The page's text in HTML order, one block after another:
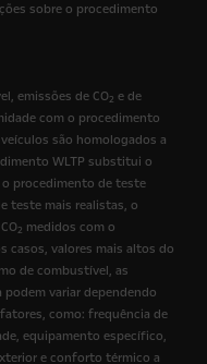
sobre o procedimento
emissões de CO2 e de
com o procedimento
são homologados a
WLTP substitui o
o procedimento de teste
teste mais realistas, o
2 medidos com o
casos, valores mais altos do
de combustível, as
variar dependendo
como: frequência de
equipamento específico,
e conforto térmico a